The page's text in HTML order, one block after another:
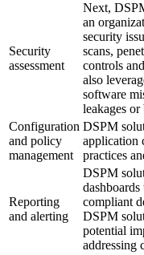
Security
assessment
Next,
an
security
scans,
controls
also
software
leakages or
Configuration
and policy
management
DSPM
application
practices
Reporting
and alerting
DSPM
compliant
DSPM
potential
addressing